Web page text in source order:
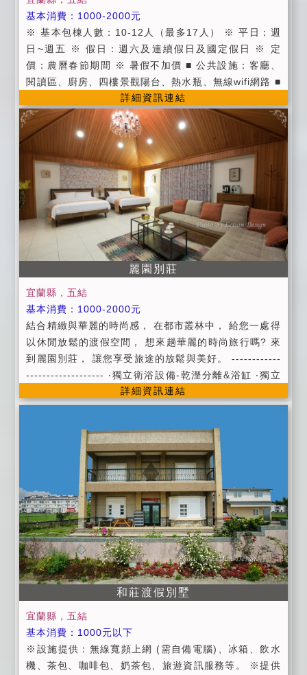
上班上課當天與前後一天的預定，亦可辦理取消退費或
延期住 宿，並將保留訂金三個月，並於期限內擇期住
宿。 ■取消訂房訂金退還標準（依據消保會規定）： ●
預定住宿日前14日取消訂房，可退回全部訂金 。 ●預定
住宿日前10日至13日取消訂房者，可退回 70% 的訂金
。 ●預定住宿日前7日至9日取消訂房者，可退回 50%
的訂金 。 ●預定住宿日前4日至6日取消訂房者，可退回
40% 的訂金 。 ●預定住宿日前2日至3日取消訂房者，
可退回 30% 的訂金 。 ●預定住宿日前1日取消訂房者，
可退回 20% 的訂金 。 ●預定住宿日當天取消者，不退
回訂金。
基本消費：1000-2000元
※ 基本包棟人數：10-12人（最多17人） ※ 平日：週
日~週五 ※ 假日：週六及連續假日及國定假日 ※ 定
價：農曆春節期間 ※ 暑假不加價 ■ 公共設施：客廳、
閱讀區、廚房、四樓景觀陽台、熱水瓶、無線wifi網路 ■
茶包/咖啡包/礦泉水 ■ 提供第四台有線頻道電視。 ■ 提
供旅遊資訊服務。 ■ 因為工作因素無法提供早餐，因此
在房價上特別回饋給大家! ■ 進房時間：當日下午15:00
以後；退房時間：翌日上午11:00以前。 ■ 入住時請記
得出示您的證件，以便我們登記，在辦理登記的同時，
也請您將住宿費一併繳交。 ■ 為維護住宿環境，室內請
勿吸煙，不便處請見諒。 ■ 為維護住宿安寧，請每位遊
客保持輕聲細語，相互尊重住宿空間上的安寧。 ■ 個人
貴重物品、請自行妥善保管、如有遺失，恕不負責，敬
請見諒。 ■ 延期住宿：請於住宿前一週告知
詳細資訊連結
麗園別莊
宜蘭縣，五結
基本消費：1000-2000元
結合精緻與華麗的時尚感， 在都市叢林中， 給您一處得
以休閒放鬆的渡假空間， 想來趟華麗的時尚旅行嗎? 來
到麗園別莊， 讓您享受旅途的放鬆與美好。 ------------
------------------- ‧獨立衛浴設備-乾溼分離&浴缸 ‧獨立
對外窗( 浴室/ 房間) ‧上山採藥盥洗用品/ 吹風機 ‧西雅
圖咖啡/ 奶茶/ 熱水壺
詳細資訊連結
和莊渡假別墅
宜蘭縣，五結
基本消費：1000元以下
※設施提供：無線寬頻上網 (需自備電腦)、冰箱、飲水
機、茶包、咖啡包、奶茶包、旅遊資訊服務等。 ※提供